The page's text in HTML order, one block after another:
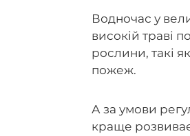
Водночас у
високій траві
рослини, такі
пожеж.
А за умови
краще